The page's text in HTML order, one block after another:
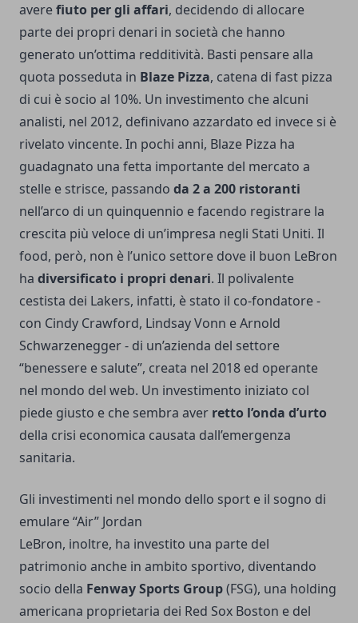
averefiuto per gli affari, decidendo di allocare
parte dei propri denari in società che hanno
generato un’ottima redditività. Basti pensare alla
quota posseduta in Blaze Pizza, catena di fast pizza
di cui è socio al 10%. Un investimento che alcuni
analisti, nel 2012, definivano azzardato ed invece si è
rivelato vincente. In pochi anni, Blaze Pizza ha
guadagnato una fetta importante del mercato a
stelle e strisce, passando da 2 a 200 ristoranti
nell’arco di un quinquennio e facendo registrare la
crescita più veloce di un’impresa negli Stati Uniti. Il
food, però, non è l’unico settore dove il buon LeBron
ha diversificato i propri denari. Il polivalente
cestista dei Lakers, infatti, è stato il co-fondatore -
con Cindy Crawford, Lindsay Vonn e Arnold
Schwarzenegger - di un’azienda del settore
“benessere e salute”, creata nel 2018 ed operante
nel mondo del web. Un investimento iniziato col
piede giusto e che sembra aver retto l’onda d’urto
della crisi economica causata dall’emergenza
sanitaria.
Gli investimenti nel mondo dello sport e il sogno di
emulare “Air” Jordan
LeBron, inoltre, ha investito una parte del
patrimonio anche in ambito sportivo, diventando
socio della Fenway Sports Group(FSG), una holding
americana proprietaria dei Red Sox Boston e del